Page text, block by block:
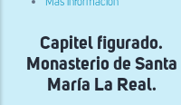
Más información
paleocristiano
Capitel figurado.
Monasterio de Santa
María La Real.